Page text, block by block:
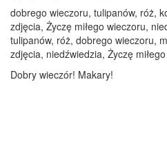
dobrego wieczoru, tulipanów, róż,
zdjęcia, Życzę miłego wieczoru,
tulipanów, róż, dobrego wieczoru,
zdjęcia, niedźwiedzia, Życzę
Dobry wieczór! Makary!